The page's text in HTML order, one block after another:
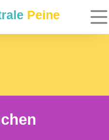
Peine